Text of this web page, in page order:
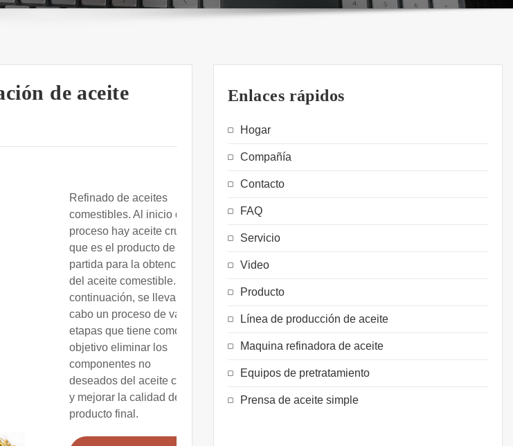
de aceite
Refinado de aceites
comestibles. Al inicio del
proceso hay aceite crudo,
que es el producto de
partida para la obtención
del aceite comestible. A
continuación, se lleva a
cabo un proceso de varias
etapas que tiene como
objetivo eliminar los
componentes no
deseados del aceite crudo
y mejorar la calidad del
producto final.
Enlaces rápidos
Hogar
Compañía
Contacto
FAQ
Servicio
Video
Producto
Línea de producción de aceite
Maquina refinadora de aceite
Equipos de pretratamiento
Prensa de aceite simple